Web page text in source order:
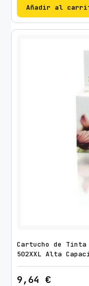
Añadir al
Cartucho de Tinta
502XXL Alta
9,64 €